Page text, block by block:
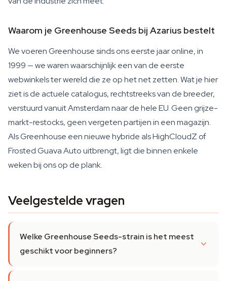
Waarom je Greenhouse Seeds bij Azarius bestelt
We voeren Greenhouse sinds ons eerste jaar online, in
1999 — we waren waarschijnlijk een van de eerste
webwinkels ter wereld die ze op het net zetten. Wat je hier
ziet is de actuele catalogus, rechtstreeks van de breeder,
verstuurd vanuit Amsterdam naar de hele EU. Geen grijze-
markt-restocks, geen vergeten partijen in een magazijn.
Als Greenhouse een nieuwe hybride als HighCloudZ of
Frosted Guava Auto uitbrengt, ligt die binnen enkele
weken bij ons op de plank.
Veelgestelde vragen
Welke Greenhouse Seeds-strain is het meest
geschikt voor beginners?